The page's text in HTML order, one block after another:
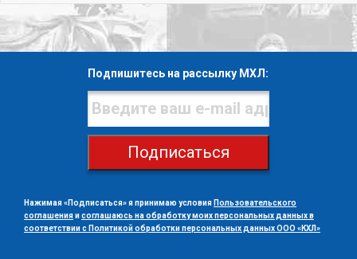
Подпишитесь на рассылку МХЛ:
Подписаться
Нажимая «Подписаться» я принимаю условия Пользовательского
соглашенияисоглашаюсь на обработку моих персональных данных в
соответствии с Политикой обработки персональных данных ООО «КХЛ»